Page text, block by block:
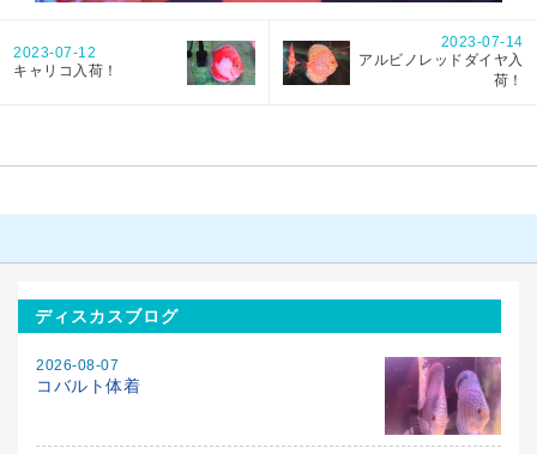
2023-07-12
キャリコ入荷！
2023-07-14
アルビノレッドダイヤ入
荷！
ディスカスブログ
2026-08-07
コバルト体着